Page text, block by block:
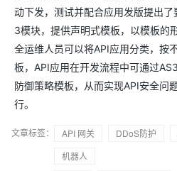
动下发，测试并配合应用发版提出了
3模块，提供声明式模板，以模板的
全运维人员可以将API应用分类，按
板，API应用在开发流程中可通过
防御策略模板，从而实现API安全问
行。
文章标签： API 网关 DDoS防护
机器人